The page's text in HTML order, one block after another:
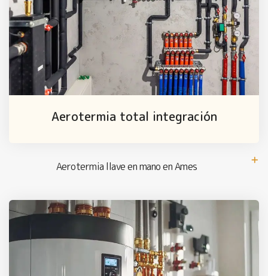
Aerotermia total integración
Aerotermia llave en mano en Ames